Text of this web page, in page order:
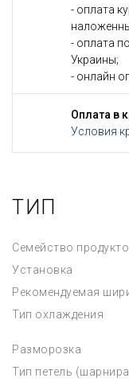
- оплата
- оплата
Украины;
- онлайн
Оплата в
Условия
ТИП
Семейство
Установка
Рекомендуемая
Тип охлаждения
Разморозка
Тип петель